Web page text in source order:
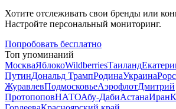
Хотите отслеживать свои бренды или
Настройте персональный мониторинг.
Попробовать бесплатно
Топ упоминаний
МоскваЯблокоWildberriesТаиланд
ПутинДональд ТрампРодинаУкраина
ЖуравлевПодмосковьеАэрофлотДмитрий
ПротопоповНАТОАбу-ДабиАстанаИран